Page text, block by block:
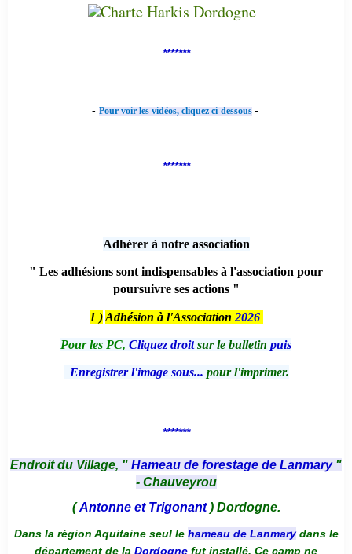
*******
- Pour voir les vidéos, cliquez ci-dessous -
*******
Adhérer à notre association
" Les adhésions sont indispensables à l'association pour
poursuivre ses actions "
1 ) Adhésion à l'Association 2026
Pour les PC, Cliquez droitsur le bulletin puis
Enregistrer l'image sous... pour l'imprimer.
*******
Endroit du Village, " Hameau de forestage de Lanmary "
- Chauveyrou
(Antonne et Trigonant) Dordogne.
Dans la région Aquitaine seul le hameau de Lanmarydans le
département de la Dordogne fut installé. Ce camp ne